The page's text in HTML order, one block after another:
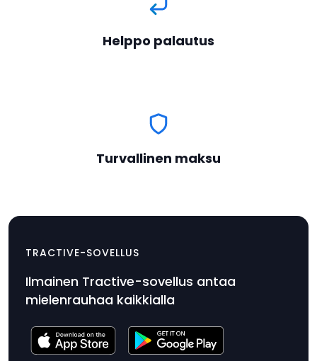
Helppo palautus
Turvallinen maksu
Tuotteen
$12.99
TRACTIVE-SOVELLUS
Ilmainen Tractive-sovellus antaa
mielenrauhaa kaikkialla